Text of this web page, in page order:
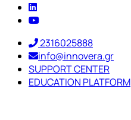
2316025888
info@innovera.gr
SUPPORT CENTER
EDUCATION PLATFORM